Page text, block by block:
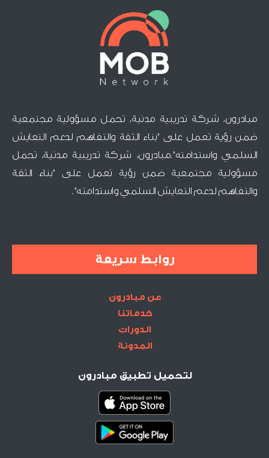
مبادرون، شركة تدريبية مدنية، تحمل مسؤولية مجتمعية
ضمن رؤية تعمل على "بناء الثقة والتفاهم لدعم التعايش
السلمي واستدامته".مبادرون، شركة تدريبية مدنية، تحمل
مسؤولية مجتمعية ضمن رؤية تعمل على "بناء الثقة
والتفاهم لدعم التعايش السلمي واستدامته".
روابط سريعة
عن مبادرون
خدماتنا
الدورات
المدونة
لتحميل تطبيق مبادرون